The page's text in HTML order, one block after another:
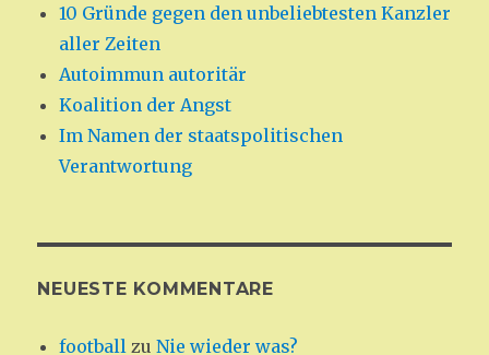
10 Gründe gegen den unbeliebtesten Kanzler
aller Zeiten
Autoimmun autoritär
Koalition der Angst
Im Namen der staatspolitischen
Verantwortung
NEUESTE KOMMENTARE
football zuNie wieder was?